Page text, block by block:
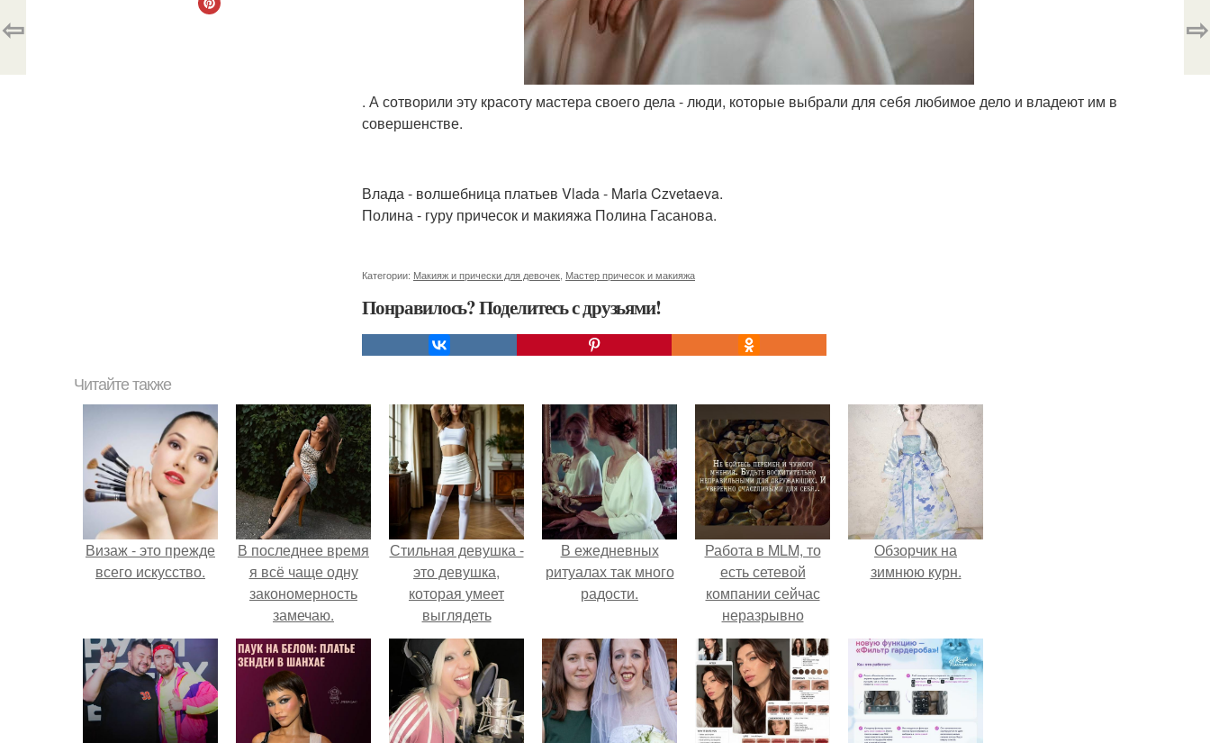
. А сотворили эту красоту мастера своего дела - люди, которые выбрали для себя любимое дело и владеют им в
совершенстве.
Влада - волшебница платьев Vlada - Maria Czvetaeva.
Полина - гуру причесок и макияжа Полина Гасанова.
Категории: Макияж и прически для девочек Мастер причесок и макияжа
Понравилось? Поделитесь с друзьями!
⇦ ⇨
Читайте также
Визаж - это прежде
всего искусство.
В последнее время
я всё чаще одну
закономерность
замечаю.
Стильная девушка -
это девушка,
которая умеет
выглядеть
привлекательно и
элегантно в любои
ситуации.
В ежедневных
ритуалах так много
радости.
Работа в MLM, то
есть сетевой
компании сейчас
неразрывно
связана с создание
своего контента,
своей страницы в
соц сетях.
Обзорчик на
зимнюю курн.